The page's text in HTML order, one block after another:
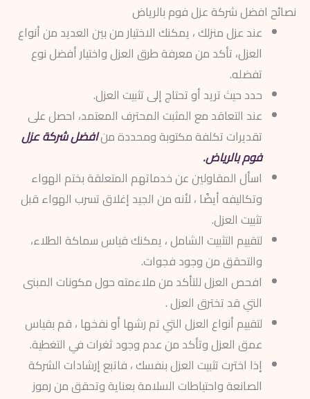
نصائح افضل شركة عزل فوم بالرياض
عند عزل منزلك ، يمكنك الاختيار من بين العديد من أنواع
العزل، تأكد من معرفة طرق العزل واختيار أفضل نوع
تفضله.
حدد حيث تريد أو تحتاج إلى تثبيت العزل.
عند التعاقد مع المثبت المحترف المعتمد، احصل على
تقديرات تكلفة مكتوبة ومحددة منافضل شركة عزل
فوم بالرياض.
اسأل المقاولين عن خدماتهم المتعلقة بختم الهواء
وتكاليفه أيضًا ، لأنه من الجيد إغلاق تسرب الهواء قبل
تثبيت العزل.
لتقييم التثبيت الشامل ، يمكنك قياس سماكة الطلاء،
والتحقق من وجود فجوات.
افحص العزل للتأكد من ملاءمته حول مكونات المبنى
التي قد تخترق العزل .
لتقييم أنواع العزل التي تم رشها أو نفخها ، قم بقياس
عمق العزل وتأكد من عدم وجود ثغرات في التغطية.
إذا اخترت تثبيت العزل بنفسك ، فاتبع إرشادات الشركة
الصانعة واحتياطات السلامة بعناية وتحقق من رموز